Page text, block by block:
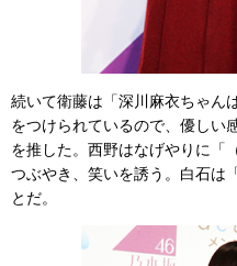
続いて衛藤は「深川麻衣ちゃん
をつけられているので、優しい
を推した。西野はなげやりに「
つぶやき、笑いを誘う。白石は
とだ。